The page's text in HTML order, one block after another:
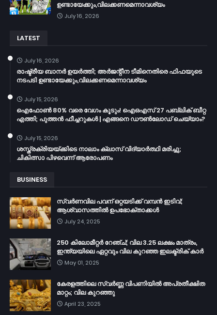
ഉണ്ടായേക്കും,വിലക്കണമെന്നാവശ്യം
July 16, 2026
LATEST
July 16, 2026
രാഷ്ട്രീയ ബാനർ ഉയർത്തി; അർജന്റീന ടീമിനെതിരെ ഫിഫയുടെ
നടപടി ഉണ്ടായേക്കും,വിലക്കണമെന്നാവശ്യം
July 15, 2026
ഐഫോൺ 80% വരെ വേഗം കൂടും! ഐഒഎസ് 27 പബ്ലിക് ബീറ്റ
എത്തി; പുത്തൻ ഫീച്ചറുകൾ | എങ്ങനെ ഡൗൺലോഡ് ചെയ്യാം?
July 15, 2026
ശസ്ത്രക്രിയയ്ക്കിടെ നാലാം ക്ലാസ് വിദ്യാർത്ഥി മരിച്ചു;
ചികിത്സാ പിഴവെന്ന് ആരോപണം
BUSINESS
സ്വർണവില പവന് ഒറ്റയടിക്ക് വമ്പൻ ഇടിവ്;
ആശ്വാസത്തിൽ ഉപഭോക്താക്കൾ
July 24, 2025
250 കിലോമീറ്റർ റേഞ്ച്; വില 3.25 ലക്ഷം മാത്രം,
ഇന്ത്യയിലെ ഏറ്റവും വില കുറഞ്ഞ ഇലക്ട്രിക് കാർ
May 01, 2025
കേരളത്തിലെ സ്വർണ്ണ വിപണിയിൽ അപ്രതീക്ഷിത
മാറ്റം; വില കുറഞ്ഞു
April 23, 2025